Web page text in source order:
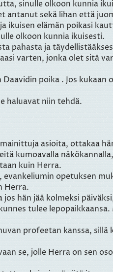
sinulle olkoon kunnia
antanut sekä lihan että
ikuisen elämän poikasi
olkoon kunnia ikuisesti.
pahasta ja
varten, jonka olet sitä
poika . Jos
haluavat niin tehdä.
asioita, ottakaa
kumoavalla
kuin Herra.
opetuksen
Herra.
hän jää kolmeksi
tulee
profeetan kanssa,
se, jolle Herra on sen